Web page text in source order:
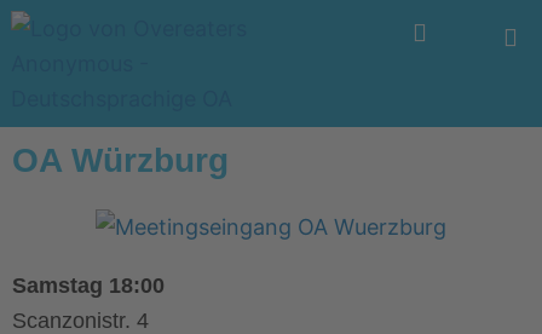
Zum
Menü
OA Würzburg
Samstag 18:00
Scanzonistr. 4